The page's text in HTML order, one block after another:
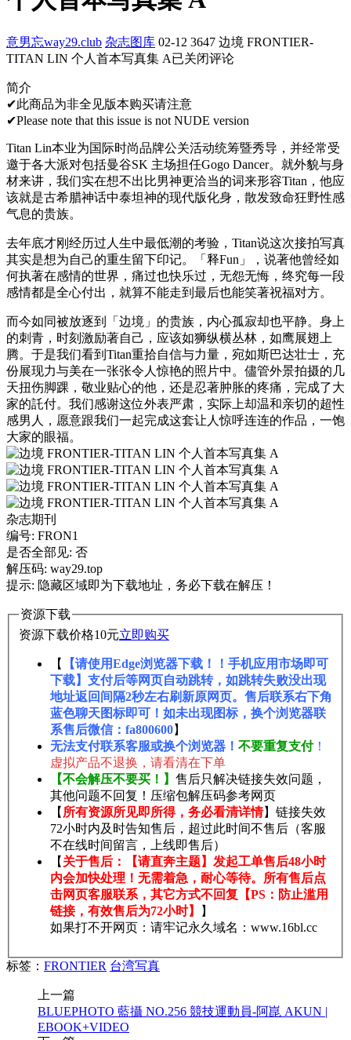
意男忘way29.club 杂志图库 02-12 3647 边境 FRONTIER-
TITAN LIN 个人首本写真集 A已关闭评论
简介
✔此商品为非全见版本购买请注意
✔Please note that this issue is not NUDE version
Titan Lin本业为国际时尚品牌公关活动统筹暨秀导，并经常受
邀于各大派对包括曼谷SK 主场担任Gogo Dancer。就外貌与身
材来讲，我们实在想不出比男神更洽当的词来形容Titan，他应
该就是古希腊神话中泰坦神的现代版化身，散发致命狂野性感
气息的贵族。
去年底才刚经历过人生中最低潮的考验，Titan说这次接拍写真
其实是想为自己的重生留下印记。「释Fun」，说著他曾经如
何执著在感情的世界，痛过也快乐过，无怨无悔，终究每一段
感情都是全心付出，就算不能走到最后也能笑著祝福对方。
而今如同被放逐到「边境」的贵族，内心孤寂却也平静。身上
的刺青，时刻激励著自己，应该如狮纵横丛林，如鹰展翅上
腾。于是我们看到Titan重拾自信与力量，宛如斯巴达壮士，充
份展现力与美在一张张令人惊艳的照片中。儘管外景拍摄的几
天扭伤脚踝，敬业贴心的他，还是忍著肿胀的疼痛，完成了大
家的託付。我们感谢这位外表严肃，实际上却温和亲切的超性
感男人，愿意跟我们一起完成这套让人惊呼连连的作品，一饱
大家的眼福。
杂志期刊
编号: FRON1
是否全部见: 否
解压码: way29.top
提示: 隐藏区域即为下载地址，务必下载在解压！
资源下载
资源下载价格10元立即购买
【
【请使用Edge浏览器下载！！手机应用市场即可
下载】支付后等网页自动跳转，如跳转失败没出现
地址返回间隔2秒左右刷新原网页。售后联系右下角
蓝色聊天图标即可！如未出现图标，换个浏览器联
系售后微信：fa800600】
无法支付联系客服或换个浏览器！ 不要重复支付！
虚拟产品不退换，请看清在下单
【不会解压不要买！】 售后只解决链接失效问题，
其他问题不回复！压缩包解压码参考网页
【 所有资源所见即所得，务必看清详情】链接失效
72小时内及时告知售后，超过此时间不售后（客服
不在线时间留言，上线即售后）
【 关于售后：【请直奔主题】发起工单售后48小时
内会加快处理！无需着急，耐心等待。所有售后点
击网页客服联系，其它方式不回复【PS：防止滥用
链接，有效售后为72小时】
】
如果打不开网页：请牢记永久域名：www.16bl.cc
标签： FRONTIER 台湾写真
上一篇
BLUEPHOTO 藍攝 NO.256 競技運動員-阿崑 AKUN |
EBOOK+VIDEO